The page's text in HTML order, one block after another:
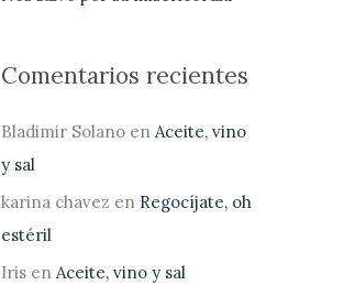
Comentarios recientes
Bladimir Solano en Aceite, vino
y sal
karina chavez en Regocíjate, oh
estéril
Iris en Aceite, vino y sal